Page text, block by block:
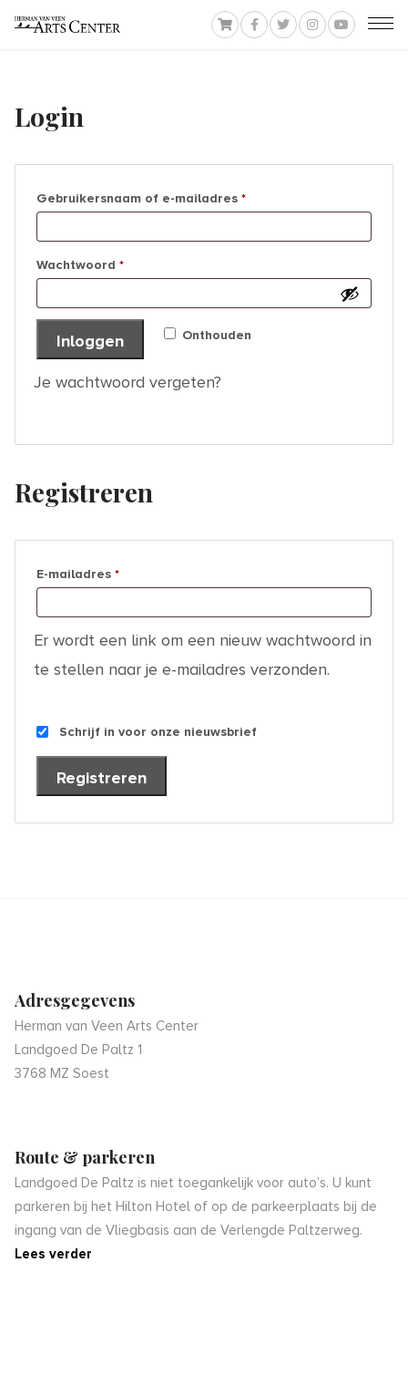
Login
Gebruikersnaam of e-mailadres *Vereist
Wachtwoord *Vereist
Onthouden
Inloggen
Je wachtwoord vergeten?
Registreren
E-mailadres *Vereist
Er wordt een link om een nieuw wachtwoord in
te stellen naar je e-mailadres verzonden.
Schrijf in voor onze nieuwsbrief
Registreren
Adresgegevens
Herman van Veen Arts Center
Landgoed De Paltz 1
3768 MZ Soest
Route & parkeren
Landgoed De Paltz is niet toegankelijk voor auto’s. U kunt
parkeren bij het Hilton Hotel of op de parkeerplaats bij de
ingang van de Vliegbasis aan de Verlengde Paltzerweg.
Lees verder